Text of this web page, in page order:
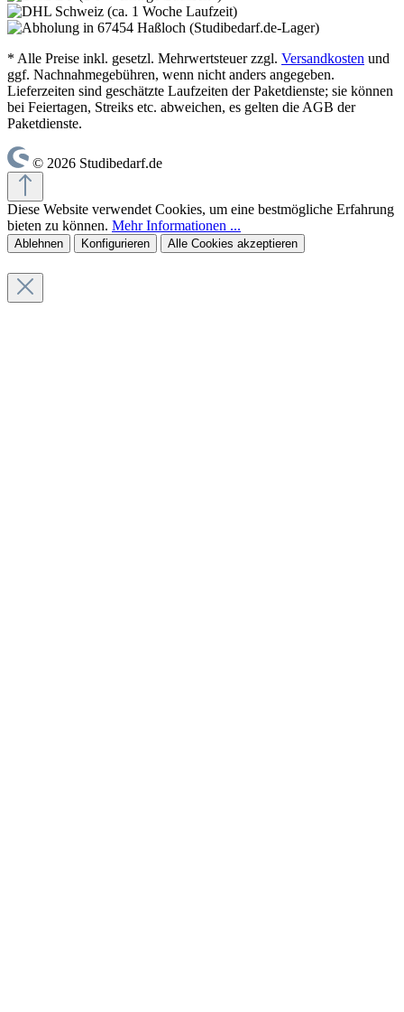
* Alle Preise inkl. gesetzl. Mehrwertsteuer zzgl. Versandkosten und
ggf. Nachnahmegebühren, wenn nicht anders angegeben.
Lieferzeiten sind geschätzte Laufzeiten der Paketdienste; sie können
bei Feiertagen, Streiks etc. abweichen, es gelten die AGB der
Paketdienste.
© 2026 Studibedarf.de
Diese Website verwendet Cookies, um eine bestmögliche Erfahrung
bieten zu können. Mehr Informationen ...
Ablehnen Konfigurieren Alle Cookies akzeptieren